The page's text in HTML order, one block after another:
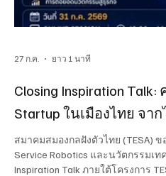
Closing Inspiration
Startup ในเมืองไทย จา
สมาคมสมองกลฝังตัวไทย (TESA) ข
Service Robotics และนวัตกรรมเ
Inspiration Talk ภายใต้โครงการ
27 ก.ค. ยาว 1 นาที